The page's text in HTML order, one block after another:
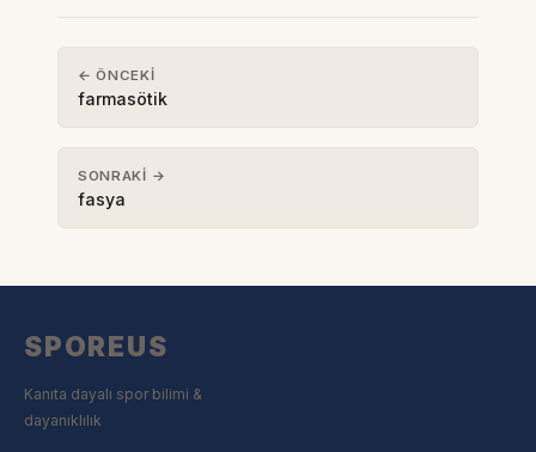
← ÖNCEKI
farmasötik
SONRAKI →
fasya
SPOREUS
Kanıta dayalı spor bilimi &
dayanıklılık